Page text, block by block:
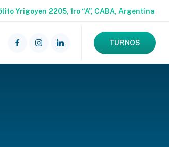
Yrigoyen 2205, 1ro “A”, CABA, Argentina
TURNOS